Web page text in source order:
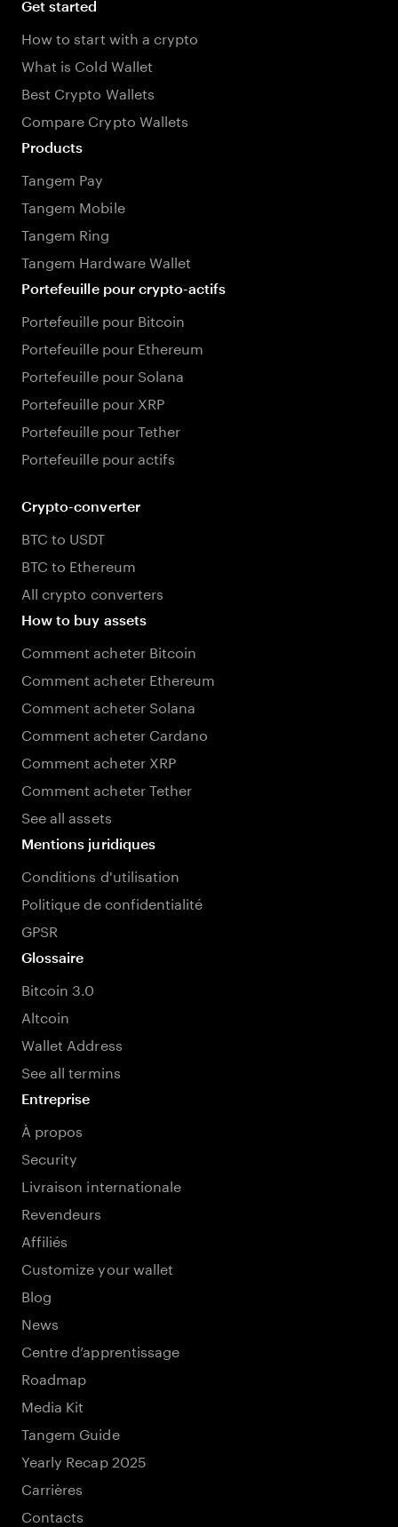
Get started
How to start with a crypto
What is Cold Wallet
Best Crypto Wallets
Compare Crypto Wallets
Products
Tangem Pay
Tangem Mobile
Tangem Ring
Tangem Hardware Wallet
Portefeuille pour crypto-actifs
Portefeuille pour Bitcoin
Portefeuille pour Ethereum
Portefeuille pour Solana
Portefeuille pour XRP
Portefeuille pour Tether
Portefeuille pour actifs
Crypto-converter
BTC to USDT
BTC to Ethereum
All crypto converters
How to buy assets
Comment acheter Bitcoin
Comment acheter Ethereum
Comment acheter Solana
Comment acheter Cardano
Comment acheter XRP
Comment acheter Tether
See all assets
Mentions juridiques
Conditions d'utilisation
Politique de confidentialité
GPSR
Glossaire
Bitcoin 3.0
Altcoin
Wallet Address
See all termins
Entreprise
À propos
Security
Livraison internationale
Revendeurs
Affiliés
Customize your wallet
Blog
News
Centre d’apprentissage
Roadmap
Media Kit
Tangem Guide
Yearly Recap 2025
Carrières
Contacts